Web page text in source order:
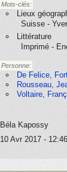
Mots-clés:
Lieux
Suisse -
Littérature
Imprimé -
Personne:
De Felice,
Rousseau,
Voltaire,
Béla Kapossy
10 Avr 2017 -